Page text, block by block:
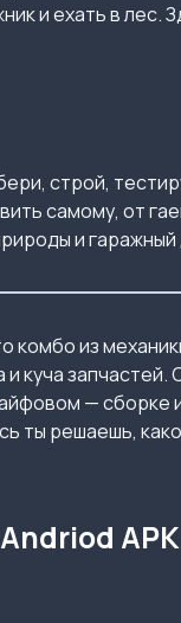
и ехать в лес.
строй,
самому, от
и гаражный
комбо из
куча
— сборке
ты решаешь,
APK